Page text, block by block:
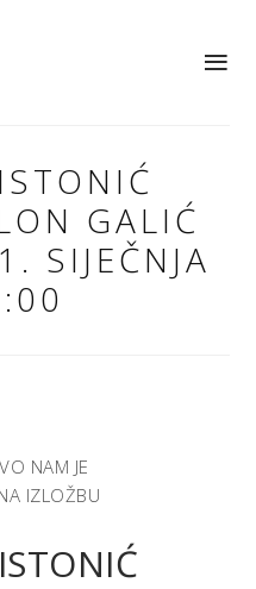
GALIĆ
SIJEČNJA
NAM JE
IZLOŽBU